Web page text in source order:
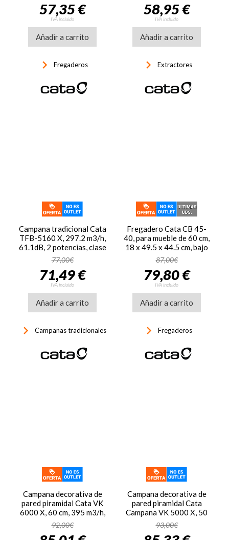
57,35 €
IVA incluido
Añadir a carrito
keyboard_arrow_right Fregaderos
58,95 €
IVA incluido
Añadir a carrito
keyboard_arrow_right Extractores
Campana tradicional Cata
TFB-5160 X, 297.2 m3/h,
61.1dB, 2 potencias, clase
C, ref. 02034606, inox
77,00€
71,49 €
IVA incluido
Añadir a carrito
keyboard_arrow_right Campanas tradicionales
Fregadero Cata CB 45-
40, para mueble de 60 cm,
18 x 49.5 x 44.5 cm, bajo
encimera, 1 cubeta, inox
87,00€
79,80 €
IVA incluido
Añadir a carrito
keyboard_arrow_right Fregaderos
Campana decorativa de
pared piramidal Cata VK
6000 X, 60 cm, 395 m3/h,
clase A, 3 velocidades,
67dB, luz LED, inox
92,00€
Campana decorativa de
pared piramidal Cata
Campana VK 5000 X, 50
cm, 477 m3/h, clase A, 3
velocidades, 69dB, luz
93,00€